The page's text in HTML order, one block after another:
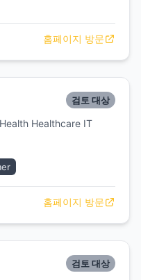
홈페이지 방문
검토 대상
Healthcare IT
홈페이지 방문
검토 대상